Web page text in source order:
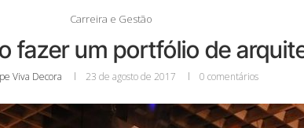
Carreira e Gestão
fazer um portfólio de
Viva Decora 23 de agosto de 2017 0 comentários